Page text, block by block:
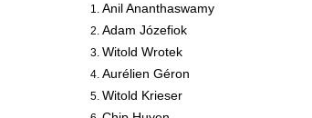
Anil Ananthaswamy
Adam Józefiok
Witold Wrotek
Aurélien Géron
Witold Krieser